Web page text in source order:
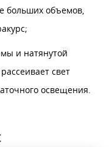
больших объемов,
и натянутой
свет
освещения.